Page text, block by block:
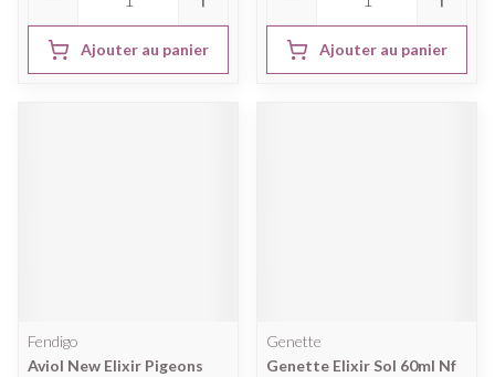
Ajouter au panier Ajouter au panier
Fendigo
Aviol New Elixir Pigeons
Genette
Genette Elixir Sol 60ml Nf